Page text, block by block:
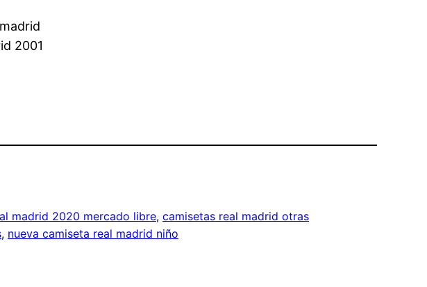
madrid 2020 mercado libre, camisetas real madrid otras
, nueva camiseta real madrid niño